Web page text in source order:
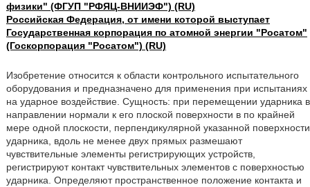
физики" (ФГУП "РФЯЦ-ВНИИЭФ") (RU)
Российская Федерация, от имени которой выступает
Государственная корпорация по атомной энергии "Росатом"
(Госкорпорация "Росатом") (RU)
Изобретение относится к области контрольного испытательного
оборудования и предназначено для применения при испытаниях
на ударное воздействие. Сущность: при перемещении ударника в
направлении нормали к его плоской поверхности в по крайней
мере одной плоскости, перпендикулярной указанной поверхности
ударника, вдоль не менее двух прямых размешают
чувствительные элементы регистрирующих устройств,
регистрируют контакт чувствительных элементов с поверхностью
ударника. Определяют пространственное положение контакта и